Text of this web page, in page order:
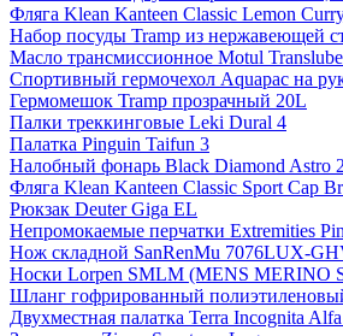
Фляга Klean Kanteen Classic Lemon
Набор посуды Tramp из нержавеющей
Масло трансмиссионное Motul
Спортивный гермочехол Aquapac на
Гермомешок Tramp прозрачный 20L
Палки треккинговые Leki Dural 4
Палатка Pinguin Taifun 3
Налобный фонарь Black Diamond Astro
Фляга Klean Kanteen Classic Sport Cap
Рюкзак Deuter Giga EL
Непромокаемые перчатки Extremities
Нож складной SanRenMu 7076LUX-
Носки Lorpen SMLM (MENS MERINO
Шланг гофрированный
Двухместная палатка Terra Incognita